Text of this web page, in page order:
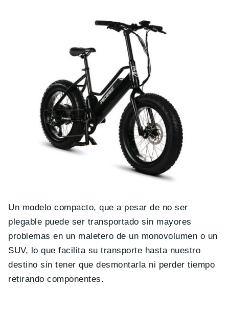
Un modelo compacto, que a pesar de no ser
plegable puede ser transportado sin mayores
problemas en un maletero de un monovolumen o un
SUV, lo que facilita su transporte hasta nuestro
destino sin tener que desmontarla ni perder tiempo
retirando componentes.